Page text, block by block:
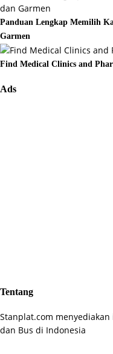
Panduan Lengkap Memilih
Garmen
Find Medical Clinics and
Ads
Tentang
Stanplat.com
dan Bus di Indonesia